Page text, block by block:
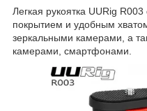
Легкая рукоятка UURig
покрытием и удобным
зеркальными камерами, а
камерами, смартфонами.